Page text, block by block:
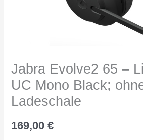
Jabra Evolve2 65 –
UC Mono Black;
Ladeschale
169,00€